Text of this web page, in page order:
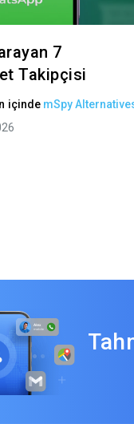
7
Takipçisi
içinde mSpy